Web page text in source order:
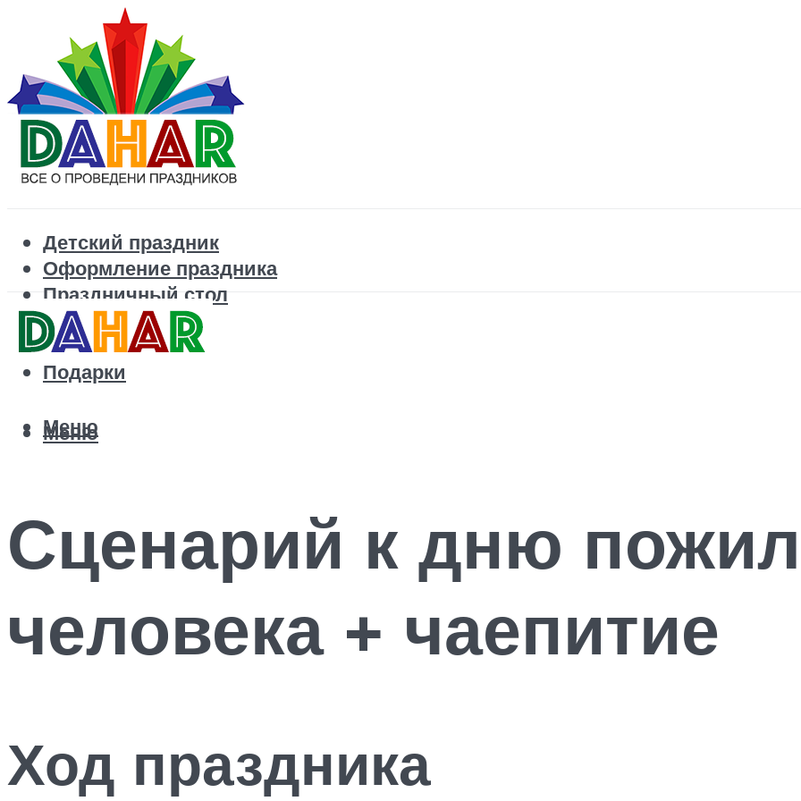
Детский праздник
Оформление праздника
Праздничный стол
Корпоратив
Поздравления
Подарки
Меню
Меню
Сценарий к дню
человека + чаепитие
Ход праздника